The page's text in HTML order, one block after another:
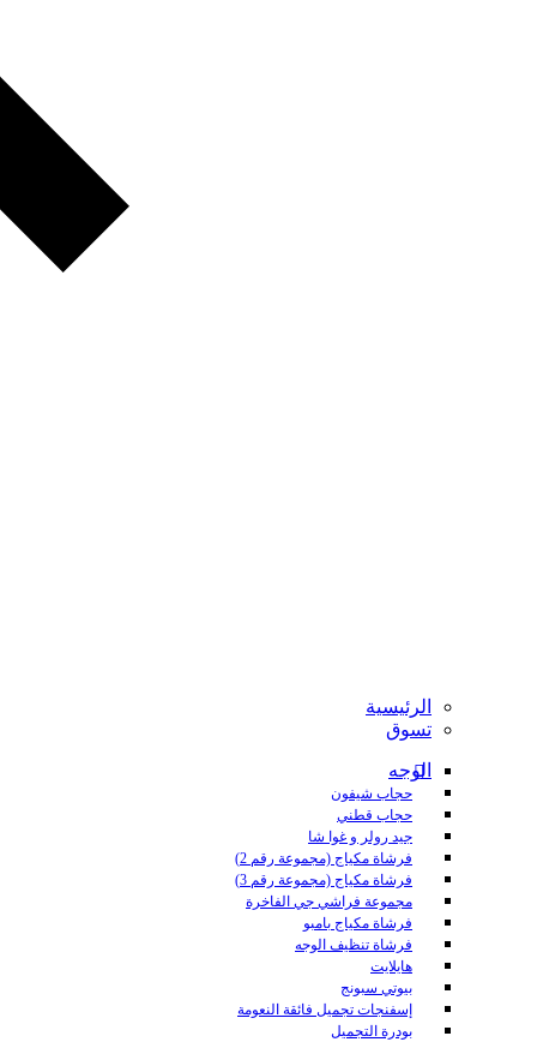
الرئيسية
تسوق
الوجه
حجاب شيفون
حجاب قطني
جيد رولر و غوا شا
فرشاة مكياج (مجموعة رقم 2)
فرشاة مكياج (مجموعة رقم 3)
مجموعة فراشي جي الفاخرة
فرشاة مكياج بامبو
فرشاة تنظيف الوجه
هايلايت
بيوتي سبونج
إسفنجات تجميل فائقة النعومة
بودرة التجميل